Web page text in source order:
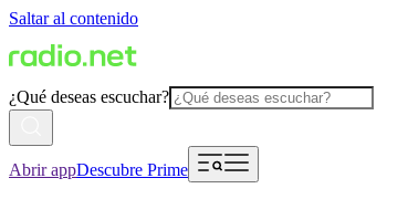
Saltar al contenido
¿Qué deseas escuchar?
Abrir appDescubre Prime